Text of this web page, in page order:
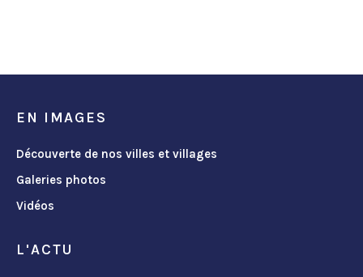
EN IMAGES
Découverte de nos villes et villages
Galeries photos
Vidéos
L'ACTU